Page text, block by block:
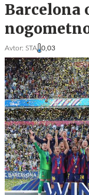
Barcelona
Avtor: STA 0,03